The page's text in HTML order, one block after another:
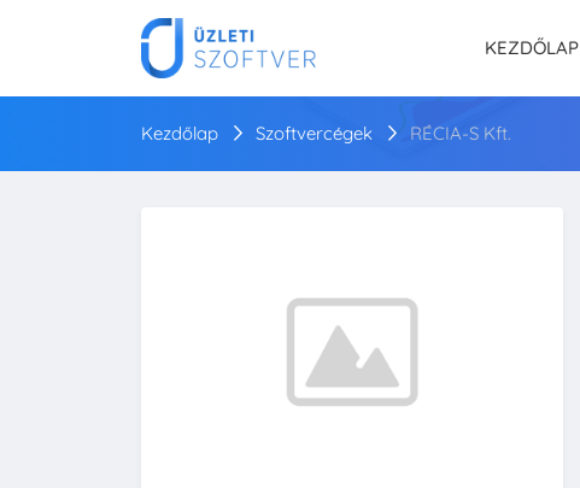
KEZDŐLAP
Kezdőlap Szoftvercégek RÉCIA-S Kft.